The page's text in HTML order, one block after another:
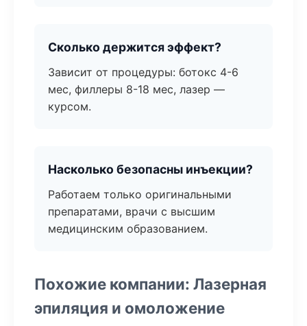
Сколько держится эффект?
Зависит от процедуры: ботокс 4-6
мес, филлеры 8-18 мес, лазер —
курсом.
Насколько безопасны инъекции?
Работаем только оригинальными
препаратами, врачи с высшим
медицинским образованием.
Похожие компании: Лазерная
эпиляция и омоложение